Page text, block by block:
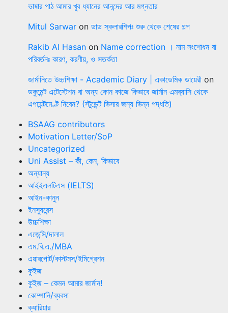
ভাষার পাঠ আমার খুব ধ্যানের আনন্দের আর মগ্নতার
Mitul Sarwar on ডাড স্কলারশিপঃ শুরু থেকে শেষের গল্প
Rakib Al Hasan on Name correction । নাম সংশোধন বা
পরিবর্তনঃ কারণ, করণীয়, ও সতর্কতা
জার্মানিতে উচ্চশিক্ষা - Academic Diary | একাডেমিক ডায়েরী on
ডকুমেন্ট এটেস্টেশন বা অন্য কোন কাজে কিভাবে জার্মান এমব্যাসি থেকে
এপয়েন্টমেণ্ট নিবেন? (স্টুডেন্ট ভিসার জন্য ভিন্ন পদ্ধতি)
BSAAG contributors
Motivation Letter/SoP
Uncategorized
Uni Assist – কী, কেন, কিভাবে
অন্যান্য
আইইএলটিএস (IELTS)
আইন-কানুন
ইনস্যুরেন্স
উচ্চশিক্ষা
এজেন্সি/দালাল
এম.বি.এ./MBA
এয়ারপোর্ট/কাস্টমস/ইমিগ্রেশন
কুইজ
কুইজ – কেমন আমার জার্মান!
কোম্পানি/ব্যবসা
ক্যারিয়ার